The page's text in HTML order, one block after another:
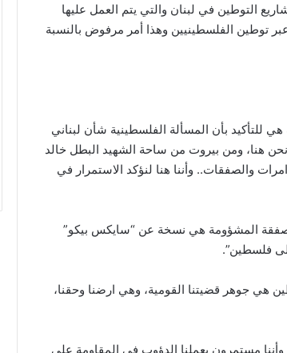
التوطين في لبنان والتي يتم العمل عليها
توطين الفلسطينيين وهذا أمر مرفوض بالنسبة
للتأكيد بأن المسألة الفلسطينية شأن لبناني
هنا، ومن بيروت من ساحة الشهيد البطل خالد
والصفقات.. وأننا هنا لنؤكد الاستمرار في
المشؤومة هي نسخة عن “سايكس بيكو”
فلسطين”.
هي جوهر قضيتنا القومية، وهي ارضنا وحقنا،
وأننا مستمرون بعملنا الدؤوب في المقاومة على